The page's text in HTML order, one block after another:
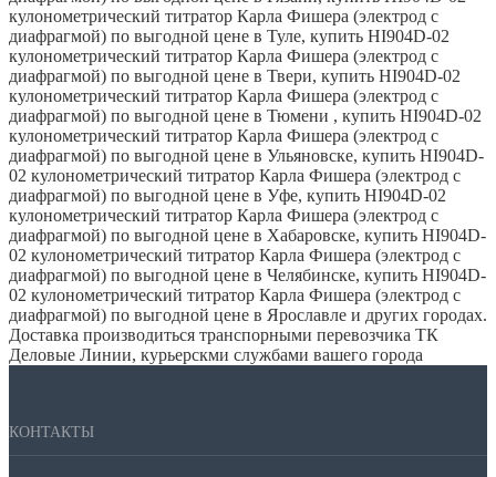
кулонометрический титратор Карла Фишера (электрод с
диафрагмой) по выгодной цене в Туле, купить HI904D-02
кулонометрический титратор Карла Фишера (электрод с
диафрагмой) по выгодной цене в Твери, купить HI904D-02
кулонометрический титратор Карла Фишера (электрод с
диафрагмой) по выгодной цене в Тюмени , купить HI904D-02
кулонометрический титратор Карла Фишера (электрод с
диафрагмой) по выгодной цене в Ульяновске, купить HI904D-
02 кулонометрический титратор Карла Фишера (электрод с
диафрагмой) по выгодной цене в Уфе, купить HI904D-02
кулонометрический титратор Карла Фишера (электрод с
диафрагмой) по выгодной цене в Хабаровске, купить HI904D-
02 кулонометрический титратор Карла Фишера (электрод с
диафрагмой) по выгодной цене в Челябинске, купить HI904D-
02 кулонометрический титратор Карла Фишера (электрод с
диафрагмой) по выгодной цене в Ярославле и других городах.
Доставка производиться транспорными перевозчика ТК
Деловые Линии, курьерскми службами вашего города
КОНТАКТЫ